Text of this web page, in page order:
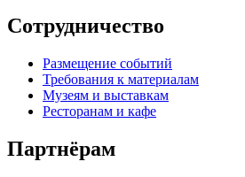
Сотрудничество
Размещение событий
Требования к материалам
Музеям и выставкам
Ресторанам и кафе
Партнёрам